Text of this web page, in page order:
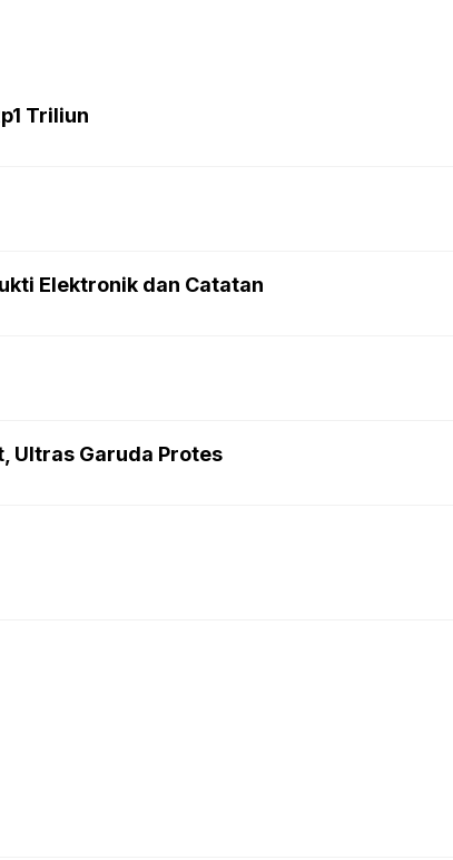
Triliun
Elektronik dan Catatan
Ultras Garuda Protes